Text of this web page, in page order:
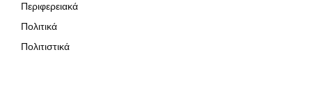
Περιφερειακά
Πολιτικά
Πολιτιστικά